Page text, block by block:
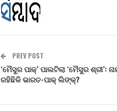
PREV POST
‘ମୈସୁର ପାକ୍’ ପାଲଟିଲା ‘ମୈସୁର ଶ୍ରୀ’:
ରହିଛିକି ଭାରତ-ପାକ୍ ଲିଙ୍କ୍?